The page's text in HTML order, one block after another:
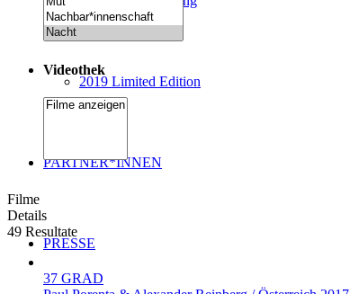
2019 Limited Edition
PARTNER*INNEN
PRESSE
Videothek
Filme
Details
49 Resultate
37 GRAD